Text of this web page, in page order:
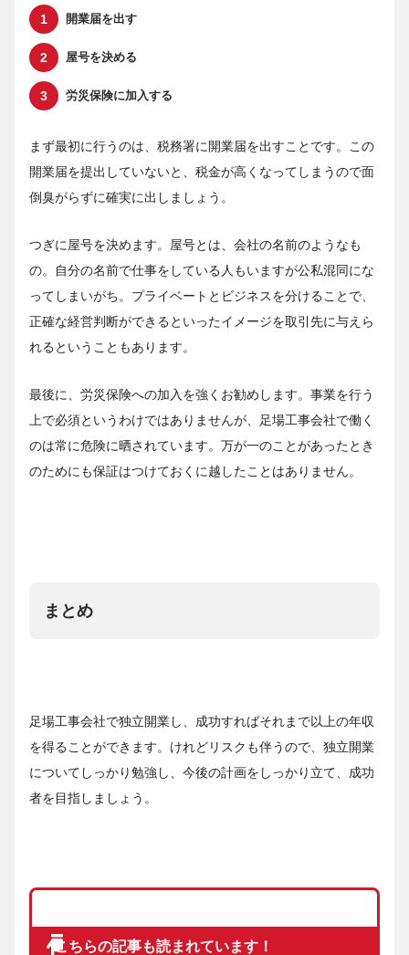
開業届を出す
屋号を決める
労災保険に加入する
まず最初に行うのは、税務署に開業届を出すことです。この
開業届を提出していないと、税金が高くなってしまうので面
倒臭がらずに確実に出しましょう。
つぎに屋号を決めます。屋号とは、会社の名前のようなも
の。自分の名前で仕事をしている人もいますが公私混同にな
ってしまいがち。プライベートとビジネスを分けることで、
正確な経営判断ができるといったイメージを取引先に与えら
れるということもあります。
最後に、労災保険への加入を強くお勧めします。事業を行う
上で必須というわけではありませんが、足場工事会社で働く
のは常に危険に晒されています。万が一のことがあったとき
のためにも保証はつけておくに越したことはありません。
まとめ
足場工事会社で独立開業し、成功すればそれまで以上の年収
を得ることができます。けれどリスクも伴うので、独立開業
についてしっかり勉強し、今後の計画をしっかり立て、成功
者を目指しましょう。
こちらの記事も読まれています！